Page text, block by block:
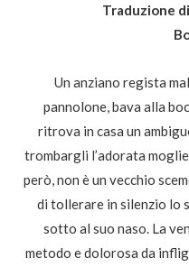
Traduzione
Un anziano regista
pannolone, bava alla
ritrova in casa un
trombargli l’adorata
però, non è un vecchio
di tollerare in silenzio lo
sotto al suo naso. La
metodo e dolorosa da